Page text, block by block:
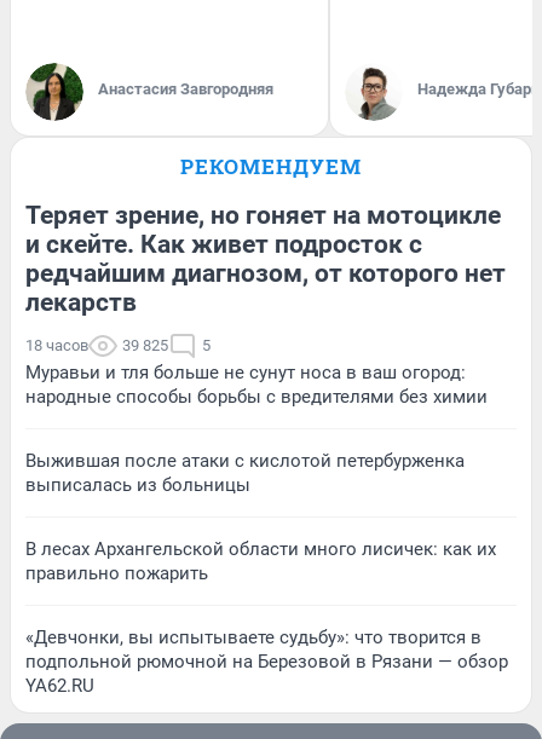
Анастасия Завгородняя Надежда Губарь
РЕКОМЕНДУЕМ
Теряет зрение, но гоняет на мотоцикле
и скейте. Как живет подросток с
редчайшим диагнозом, от которого нет
лекарств
18 часов 39 825 5
Муравьи и тля больше не сунут носа в ваш огород:
народные способы борьбы с вредителями без химии
Выжившая после атаки с кислотой петербурженка
выписалась из больницы
В лесах Архангельской области много лисичек: как их
правильно пожарить
«Девчонки, вы испытываете судьбу»: что творится в
подпольной рюмочной на Березовой в Рязани — обзор
YA62.RU